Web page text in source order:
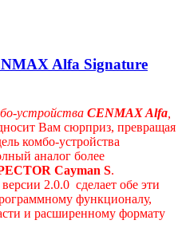
Alfa Signature
устройства CENMAX Alfa
Вам сюрприз, превращая
комбо-устройства
аналог более
Cayman S.
2.0.0 сделает обе эти
функционалу,
и расширенному формату